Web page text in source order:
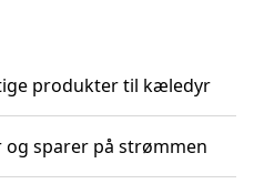
produkter til kæledyr
sparer på strømmen